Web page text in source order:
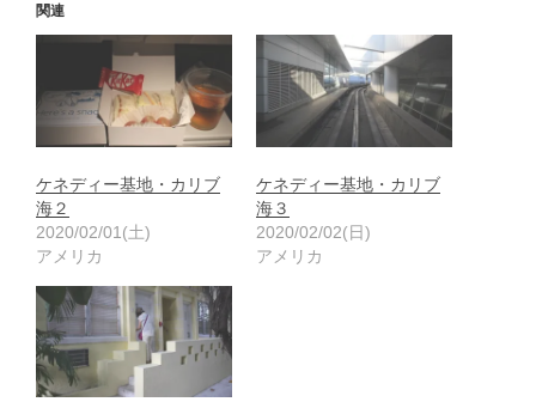
関連
ケネディー基地・カリブ
海２
2020/02/01(土)
アメリカ
ケネディー基地・カリブ
海３
2020/02/02(日)
アメリカ